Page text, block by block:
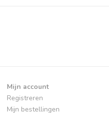
Mijn account
Registreren
Mijn bestellingen